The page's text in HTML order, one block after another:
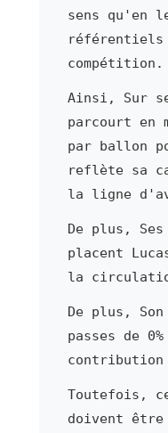
sens qu'en
référentiels
compétition.
Ainsi, Sur
parcourt en
par ballon
reflète sa
la ligne
De plus,
placent
la
De plus,
passes de
contribution
Toutefois,
doivent être